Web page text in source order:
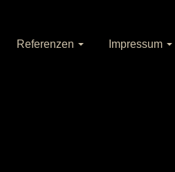
Referenzen Impressum